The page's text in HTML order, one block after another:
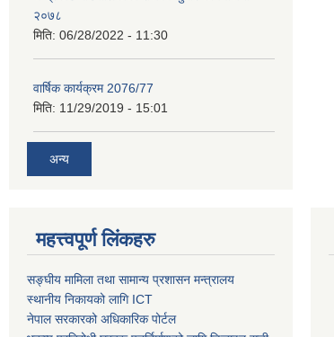
२०७८
मिति: 06/28/2022 - 11:30
वार्षिक कार्यक्रम 2076/77
मिति: 11/29/2019 - 15:01
अन्य
महत्त्वपूर्ण लिंकहरु
सङ्घीय मामिला तथा सामान्य प्रशासन मन्त्रालय
स्थानीय निकायको लागि ICT
नेपाल सरकारको अधिकारिक पोर्टल